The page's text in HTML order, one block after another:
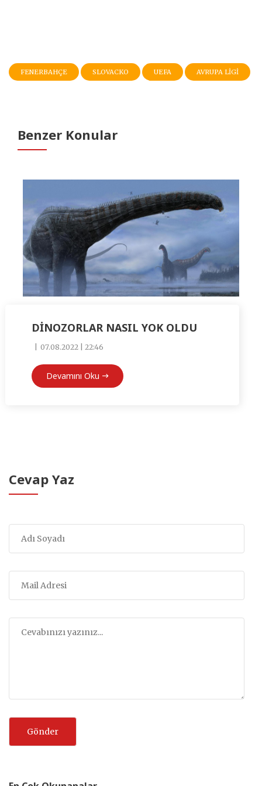
FENERBAHÇE SLOVACKO UEFA AVRUPA LİGİ
Benzer Konular
DİNOZORLAR NASIL YOK OLDU
07.08.2022 | 22:46
Devamını Oku
Cevap Yaz